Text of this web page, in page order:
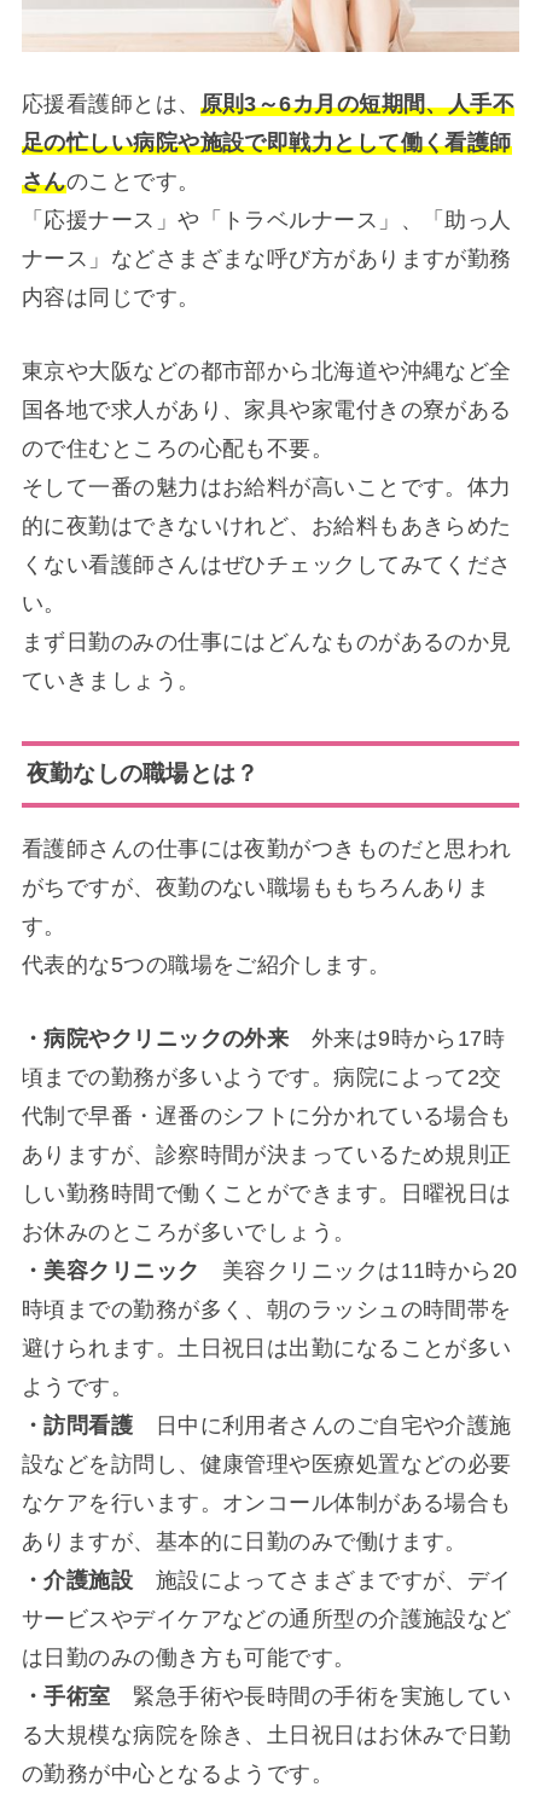
応援看護師とは、 原則3～6カ月の短期間、人手不
足の忙しい病院や施設で即戦力として働く看護師
さんのことです。
「応援ナース」や「トラベルナース」、「助っ人
ナース」などさまざまな呼び方がありますが勤務
内容は同じです。
東京や大阪などの都市部から北海道や沖縄など全
国各地で求人があり、家具や家電付きの寮がある
ので住むところの心配も不要。
そして一番の魅力はお給料が高いことです。体力
的に夜勤はできないけれど、お給料もあきらめた
くない看護師さんはぜひチェックしてみてくださ
い。
まず日勤のみの仕事にはどんなものがあるのか見
ていきましょう。
夜勤なしの職場とは？
看護師さんの仕事には夜勤がつきものだと思われ
がちですが、夜勤のない職場ももちろんありま
す。
代表的な5つの職場をご紹介します。
・病院やクリニックの外来 外来は9時から17時
頃までの勤務が多いようです。病院によって2交
代制で早番・遅番のシフトに分かれている場合も
ありますが、診察時間が決まっているため規則正
しい勤務時間で働くことができます。日曜祝日は
お休みのところが多いでしょう。
・美容クリニック
美容クリニックは11時から20
時頃までの勤務が多く、朝のラッシュの時間帯を
避けられます。土日祝日は出勤になることが多い
ようです。
・訪問看護 日中に利用者さんのご自宅や介護施
設などを訪問し、健康管理や医療処置などの必要
なケアを行います。オンコール体制がある場合も
ありますが、基本的に日勤のみで働けます。
・介護施設 施設によってさまざまですが、デイ
サービスやデイケアなどの通所型の介護施設など
は日勤のみの働き方も可能です。
・手術室 緊急手術や長時間の手術を実施してい
る大規模な病院を除き、土日祝日はお休みで日勤
の勤務が中心となるようです。